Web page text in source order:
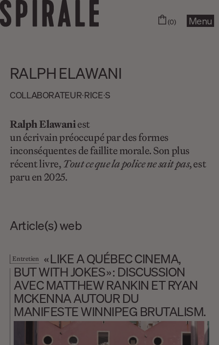
(0) Menu
RALPH ELAWANI
COLLABORA­­TEUR∙RICE∙S
Ralph Elawaniest
un écrivain préoccupé par des formes
inconséquentes de faillite morale. Son plus
récent livre,Tout ce que la police ne sait pas, est
paru en 2025.
Article(s) web
Entretien
« LIKE A QUÉBEC CINEMA,
BUT WITH JOKES » : DISCUSSION
AVEC MATTHEW RANKIN ET RYAN
MCKENNA AUTOUR DU
MANIFESTE WINNIPEG BRUTALISM.